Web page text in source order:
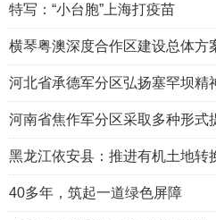
特写：“小台胞”上海打疫苗
横琴粤澳深度合作区建设总体方
河北省承德军分区弘扬塞罕坝精
河南省焦作军分区采取多种形式
黑龙江依安县：推进有机土地转
40多年，筑起一道绿色屏障